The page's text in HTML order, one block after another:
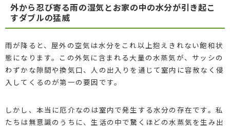
外から忍び寄る雨の湿気とお家の中の水分が引き起こ
すダブルの猛威
雨が降ると、屋外の空気は水分をこれ以上抱えきれない飽和状
態になります。この外気に含まれる大量の水蒸気が、サッシの
わずかな隙間や換気口、人の出入りを通じて室内に容赦なく侵
入してくるのが第一の要因です。
しかし、本当に厄介なのは室内で発生する水分の存在です。私
たちは無意識のうちに、生活の中で驚くほどの水蒸気を生み出